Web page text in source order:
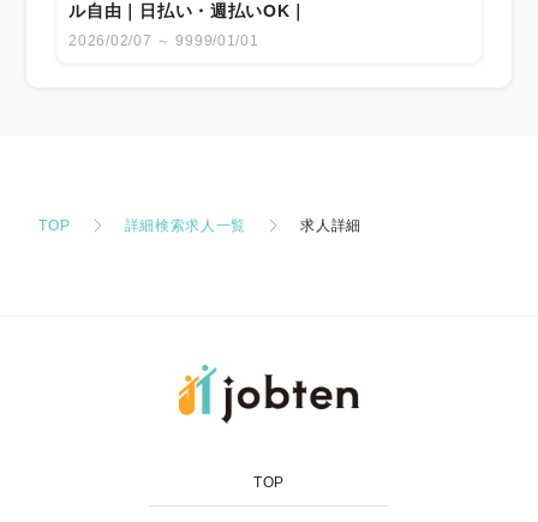
ル自由｜日払い・週払いOK｜
2026/02/07 ～ 9999/01/01
TOP 詳細検索求人一覧 求人詳細
TOP